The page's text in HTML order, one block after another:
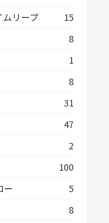
リープ
15
8
1
8
31
47
2
100
ー
5
8